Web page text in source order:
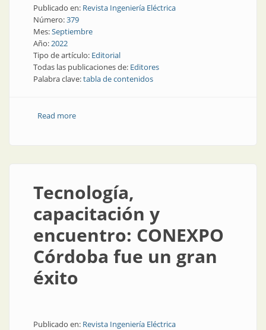
Publicado en: Revista Ingeniería Eléctrica
Número:379
Mes:Septiembre
Año:2022
Tipo de artículo: Editorial
Todas las publicaciones de: Editores
Palabra clave:tabla de contenidos
Read moreabout Ingeniería Eléctrica 379 | En esta edición
Tecnología,
capacitación y
encuentro: CONEXPO
Córdoba fue un gran
éxito
Publicado en: Revista Ingeniería Eléctrica